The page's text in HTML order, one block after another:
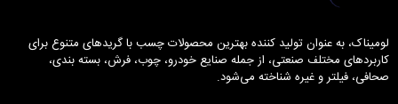
لومیناک، به عنوان تولید کننده بهترین محصولات چسب با گریدهای متنوع برای
کاربردهای مختلف صنعتی، از جمله صنایع خودرو، چوب، فرش، بسته بندی،
صحافی، فیلتر و غیره شناخته می‌شود.